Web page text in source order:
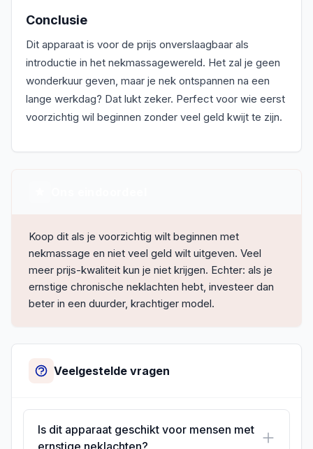
Conclusie
Dit apparaat is voor de prijs onverslaagbaar als
introductie in het nekmassagewereld. Het zal je geen
wonderkuur geven, maar je nek ontspannen na een
lange werkdag? Dat lukt zeker. Perfect voor wie eerst
voorzichtig wil beginnen zonder veel geld kwijt te zijn.
Koop dit als je voorzichtig wilt beginnen met
nekmassage en niet veel geld wilt uitgeven. Veel
meer prijs-kwaliteit kun je niet krijgen. Echter: als je
ernstige chronische neklachten hebt, investeer dan
beter in een duurder, krachtiger model.
Veelgestelde vragen
Is dit apparaat geschikt voor mensen met
ernstige neklachten?